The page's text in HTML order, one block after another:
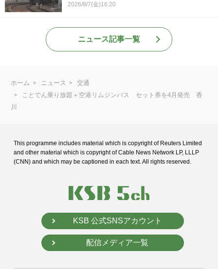
2026/8/7(金)16:20
ニュース記事一覧
ホーム ニュース
交通
ことでん乗り放題＋空港リムジンバス セット券を4月発売 香
川
This programme includes material which is copyright of Reuters Limited
and other material which is copyright of Cable News Network LP, LLLP
(CNN) and which may be captioned in each text. All rights reserved.
KSB 公式SNSアカウント
配信メディア一覧